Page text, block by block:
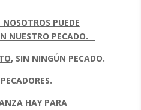
PUEDE
NUESTRO PECADO.
, SIN NINGÚN PECADO.
HAY PARA